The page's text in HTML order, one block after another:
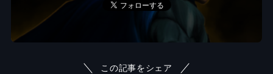
この記事をシェア